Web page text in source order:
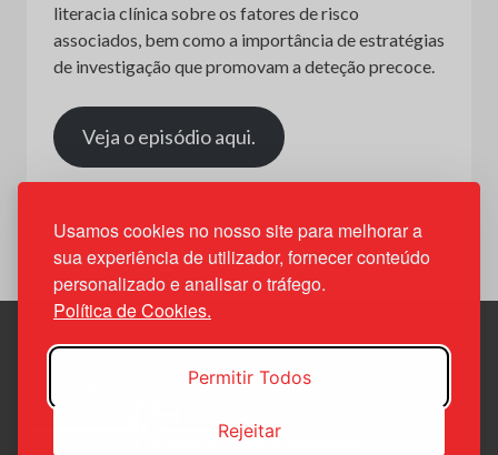
Usamos cookies no nosso site para melhorar a
sua experiência de utilizador, fornecer conteúdo
personalizado e analisar o tráfego.
Política de Cookies.
Permitir Todos
Rejeitar
literacia clínica sobre os fatores de risco
associados, bem como a importância de estratégias
de investigação que promovam a deteção precoce.
Veja o episódio aqui.
Política de Privacidade Política de Cookies